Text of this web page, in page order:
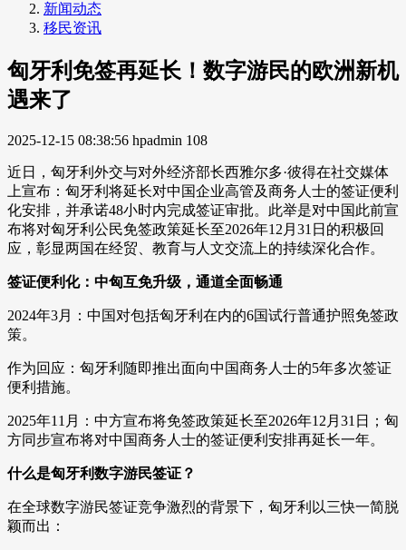
新闻动态
移民资讯
匈牙利免签再延长！数字游民的欧洲新机
遇来了
2025-12-15 08:38:56 hpadmin 108
近日，匈牙利外交与对外经济部长西雅尔多·彼得在社交媒体
上宣布：匈牙利将延长对中国企业高管及商务人士的签证便利
化安排，并承诺48小时内完成签证审批。此举是对中国此前宣
布将对匈牙利公民免签政策延长至2026年12月31日的积极回
应，彰显两国在经贸、教育与人文交流上的持续深化合作。
签证便利化：中匈互免升级，通道全面畅通
2024年3月：中国对包括匈牙利在内的6国试行普通护照免签政
策。
作为回应：匈牙利随即推出面向中国商务人士的5年多次签证
便利措施。
2025年11月：中方宣布将免签政策延长至2026年12月31日；匈
方同步宣布将对中国商务人士的签证便利安排再延长一年。
什么是匈牙利数字游民签证？
在全球数字游民签证竞争激烈的背景下，匈牙利以三快一简脱
颖而出：